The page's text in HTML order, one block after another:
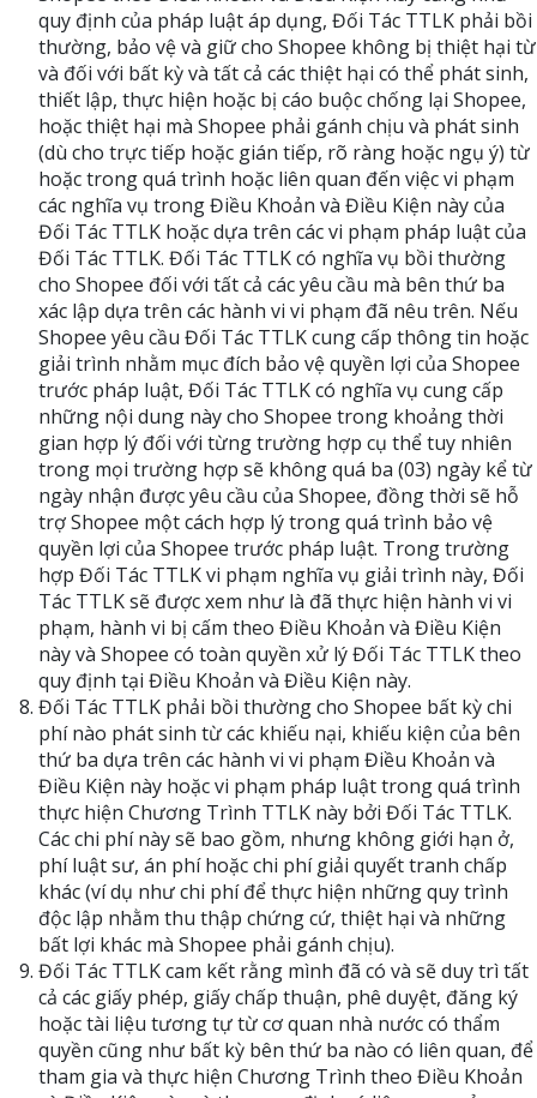
quy định của pháp luật áp dụng, Đối Tác TTLK phải bồi
thường, bảo vệ và giữ cho Shopee không bị thiệt hại từ
và đối với bất kỳ và tất cả các thiệt hại có thể phát sinh,
thiết lập, thực hiện hoặc bị cáo buộc chống lại Shopee,
hoặc thiệt hại mà Shopee phải gánh chịu và phát sinh
(dù cho trực tiếp hoặc gián tiếp, rõ ràng hoặc ngụ ý) từ
hoặc trong quá trình hoặc liên quan đến việc vi phạm
các nghĩa vụ trong Điều Khoản và Điều Kiện này của
Đối Tác TTLK hoặc dựa trên các vi phạm pháp luật của
Đối Tác TTLK. Đối Tác TTLK có nghĩa vụ bồi thường
cho Shopee đối với tất cả các yêu cầu mà bên thứ ba
xác lập dựa trên các hành vi vi phạm đã nêu trên. Nếu
Shopee yêu cầu Đối Tác TTLK cung cấp thông tin hoặc
giải trình nhằm mục đích bảo vệ quyền lợi của Shopee
trước pháp luật, Đối Tác TTLK có nghĩa vụ cung cấp
những nội dung này cho Shopee trong khoảng thời
gian hợp lý đối với từng trường hợp cụ thể tuy nhiên
trong mọi trường hợp sẽ không quá ba (03) ngày kể từ
ngày nhận được yêu cầu của Shopee, đồng thời sẽ hỗ
trợ Shopee một cách hợp lý trong quá trình bảo vệ
quyền lợi của Shopee trước pháp luật. Trong trường
hợp Đối Tác TTLK vi phạm nghĩa vụ giải trình này, Đối
Tác TTLK sẽ được xem như là đã thực hiện hành vi vi
phạm, hành vi bị cấm theo Điều Khoản và Điều Kiện
này và Shopee có toàn quyền xử lý Đối Tác TTLK theo
quy định tại Điều Khoản và Điều Kiện này.
Đối Tác TTLK phải bồi thường cho Shopee bất kỳ chi
phí nào phát sinh từ các khiếu nại, khiếu kiện của bên
thứ ba dựa trên các hành vi vi phạm Điều Khoản và
Điều Kiện này hoặc vi phạm pháp luật trong quá trình
thực hiện Chương Trình TTLK này bởi Đối Tác TTLK.
Các chi phí này sẽ bao gồm, nhưng không giới hạn ở,
phí luật sư, án phí hoặc chi phí giải quyết tranh chấp
khác (ví dụ như chi phí để thực hiện những quy trình
độc lập nhằm thu thập chứng cứ, thiệt hại và những
bất lợi khác mà Shopee phải gánh chịu).
Đối Tác TTLK cam kết rằng mình đã có và sẽ duy trì tất
cả các giấy phép, giấy chấp thuận, phê duyệt, đăng ký
hoặc tài liệu tương tự từ cơ quan nhà nước có thẩm
quyền cũng như bất kỳ bên thứ ba nào có liên quan, để
tham gia và thực hiện Chương Trình theo Điều Khoản